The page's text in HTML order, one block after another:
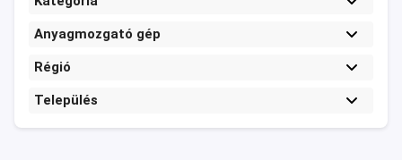
Anyagmozgató gép
Régió
Település